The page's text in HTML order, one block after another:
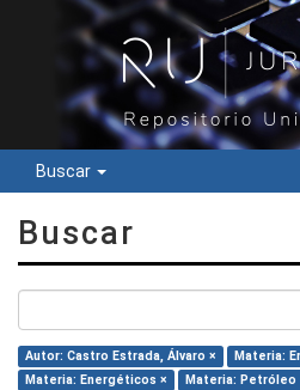
Buscar
Buscar
Autor: Castro Estrada, Álvaro ×
Materia:
Materia: Energéticos ×
Materia: Petróleo